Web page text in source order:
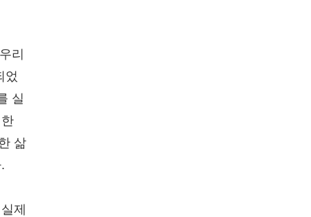
리
었
실
삶
제